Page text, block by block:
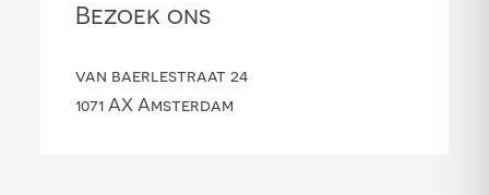
Bezoek ons
van baerlestraat 24
1071 AX Amsterdam